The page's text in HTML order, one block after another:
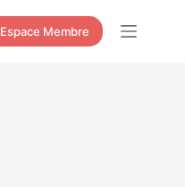
Espace Membre